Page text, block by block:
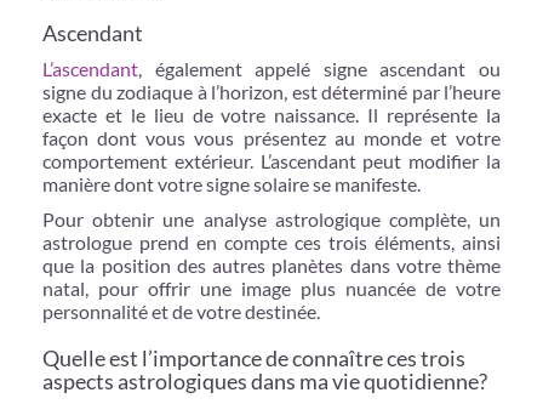
Ascendant
L’ascendant, également appelé signe ascendant ou
signe du zodiaque à l’horizon, est déterminé par l’heure
exacte et le lieu de votre naissance. Il représente la
façon dont vous vous présentez au monde et votre
comportement extérieur. L’ascendant peut modifier la
manière dont votre signe solaire se manifeste.
Pour obtenir une analyse astrologique complète, un
astrologue prend en compte ces trois éléments, ainsi
que la position des autres planètes dans votre thème
natal, pour offrir une image plus nuancée de votre
personnalité et de votre destinée.
Quelle est l’importance de connaître ces trois
aspects astrologiques dans ma vie quotidienne?